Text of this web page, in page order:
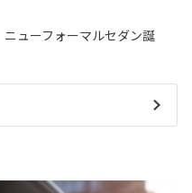
ューフォーマルセダン誕